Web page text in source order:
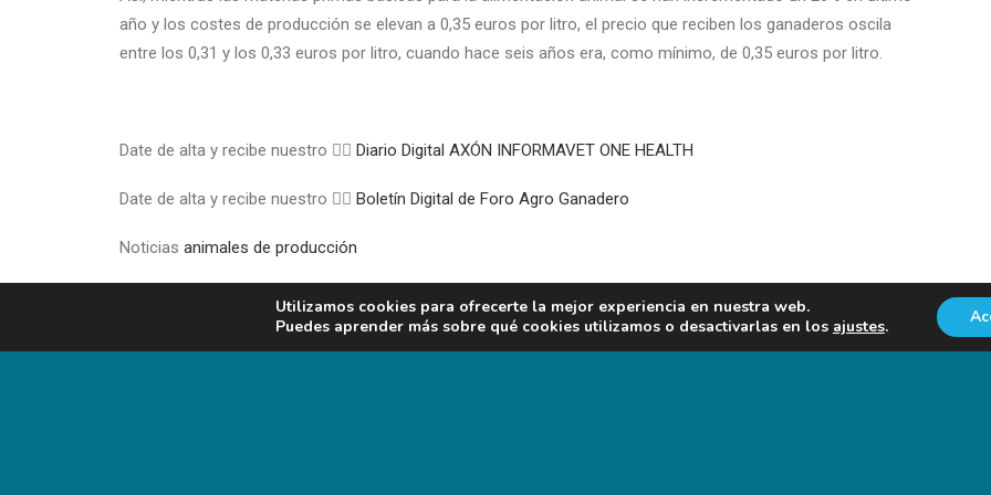
año y los costes de producción se elevan a 0,35 euros por litro, el precio que reciben los ganaderos oscila
entre los 0,31 y los 0,33 euros por litro, cuando hace seis años era, como mínimo, de 0,35 euros por litro.
Date de alta y recibe nuestro 👉🏼 Diario Digital AXÓN INFORMAVET ONE HEALTH
Date de alta y recibe nuestro 👉🏼 Boletín Digital de Foro Agro Ganadero
Noticias animales de producción
animales de producción
Utilizamos cookies para ofrecerte la mejor experiencia en nuestra web.
Puedes aprender más sobre qué cookies utilizamos o desactivarlas en los ajustes.